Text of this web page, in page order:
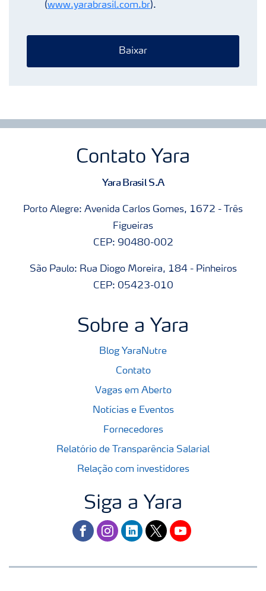
(www.yarabrasil.com.br).
Baixar
Contato Yara
Yara Brasil S.A
Porto Alegre: Avenida Carlos Gomes, 1672 - Três
Figueiras
CEP: 90480-002
São Paulo: Rua Diogo Moreira, 184 - Pinheiros
CEP: 05423-010
Sobre a Yara
Blog YaraNutre
Contato
Vagas em Aberto
Notícias e Eventos
Fornecedores
Relatório de Transparência Salarial
Relação com investidores
Siga a Yara
facebookinstagram
linkedintwitteryoutube